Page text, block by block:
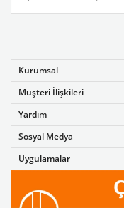
Kurumsal
Müşteri İlişkileri
Yardım
Sosyal Medya
Uygulamalar